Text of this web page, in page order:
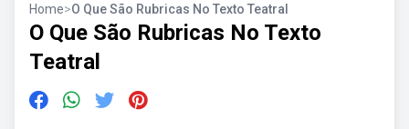
Home>O Que São Rubricas No Texto Teatral
O Que São Rubricas No Texto
Teatral